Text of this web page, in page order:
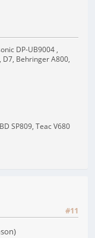
DP-UB9004 ,
D7, Behringer A800,
SP809, Teac V680
#11